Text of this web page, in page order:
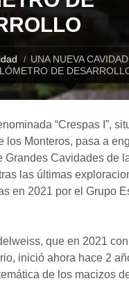
UNA NUEVA
DE
“Crespas I”,
los Monteros, pasa a
Grandes Cavidades de
las últimas
en 2021 por el Grupo
que en 2021
inició ahora hace 2
de los macizos